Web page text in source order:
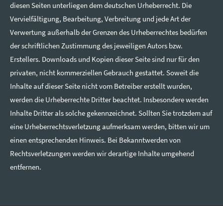
diesen Seiten unterliegen dem deutschen Urheberrecht. Die
Vervielfältigung, Bearbeitung, Verbreitung und jede Art der
Verwertung außerhalb der Grenzen des Urheberrechtes bedürfen
der schriftlichen Zustimmung des jeweiligen Autors bzw.
Erstellers. Downloads und Kopien dieser Seite sind nur für den
privaten, nicht kommerziellen Gebrauch gestattet. Soweit die
Inhalte auf dieser Seite nicht vom Betreiber erstellt wurden,
werden die Urheberrechte Dritter beachtet. Insbesondere werden
Inhalte Dritter als solche gekennzeichnet. Sollten Sie trotzdem auf
eine Urheberrechtsverletzung aufmerksam werden, bitten wir um
einen entsprechenden Hinweis. Bei Bekanntwerden von
Rechtsverletzungen werden wir derartige Inhalte umgehend
entfernen.